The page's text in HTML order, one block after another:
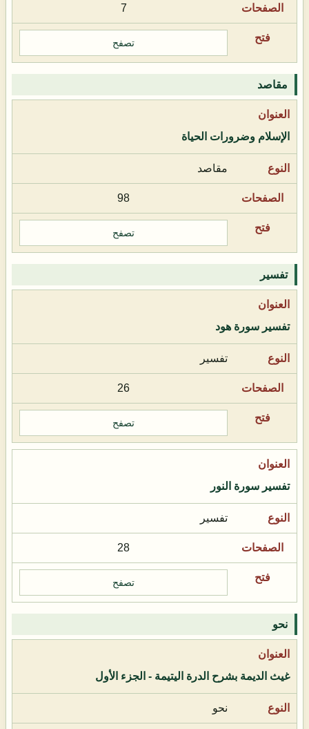
7
تصفح
مقاصد
الإسلام وضرورات الحياة
مقاصد
98
تصفح
تفسير
تفسير سورة هود
تفسير
26
تصفح
تفسير سورة النور
تفسير
28
تصفح
نحو
غيث الديمة بشرح الدرة اليتيمة - الجزء الأول
نحو